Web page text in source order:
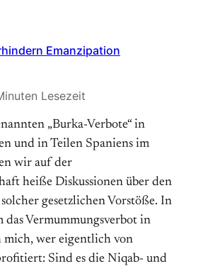
Emanzipation
Lesezeit
„Burka-Verbote“ in
und in Teilen Spaniens im
wir auf der
heiße Diskussionen über den
gesetzlichen Vorstöße. In
das Ver­mummungs­verbot in
mich, wer eigent­lich von
Sind es die Niqab- und